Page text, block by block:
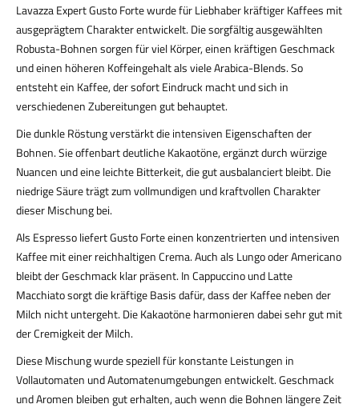
Lavazza Expert Gusto Forte wurde für Liebhaber kräftiger Kaffees mit
ausgeprägtem Charakter entwickelt. Die sorgfältig ausgewählten
Robusta-Bohnen sorgen für viel Körper, einen kräftigen Geschmack
und einen höheren Koffeingehalt als viele Arabica-Blends. So
entsteht ein Kaffee, der sofort Eindruck macht und sich in
verschiedenen Zubereitungen gut behauptet.
Die dunkle Röstung verstärkt die intensiven Eigenschaften der
Bohnen. Sie offenbart deutliche Kakaotöne, ergänzt durch würzige
Nuancen und eine leichte Bitterkeit, die gut ausbalanciert bleibt. Die
niedrige Säure trägt zum vollmundigen und kraftvollen Charakter
dieser Mischung bei.
Als Espresso liefert Gusto Forte einen konzentrierten und intensiven
Kaffee mit einer reichhaltigen Crema. Auch als Lungo oder Americano
bleibt der Geschmack klar präsent. In Cappuccino und Latte
Macchiato sorgt die kräftige Basis dafür, dass der Kaffee neben der
Milch nicht untergeht. Die Kakaotöne harmonieren dabei sehr gut mit
der Cremigkeit der Milch.
Diese Mischung wurde speziell für konstante Leistungen in
Vollautomaten und Automatenumgebungen entwickelt. Geschmack
und Aromen bleiben gut erhalten, auch wenn die Bohnen längere Zeit